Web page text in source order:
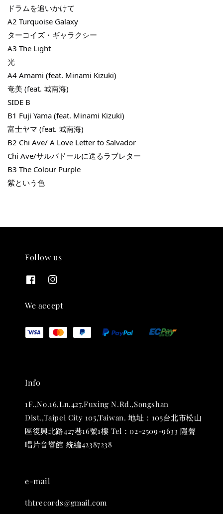
NT$ 480
- +
ドラムを追いかけて
A2 Turquoise Galaxy
ターコイズ・ギャラクシー
A3 The Light
光
A4 Amami (feat. Minami Kizuki)
奄美 (feat. 城南海)
SIDE B
B1 Fuji Yama (feat. Minami Kizuki)
富士ヤマ (feat. 城南海)
B2 Chi Ave/ A Love Letter to Salvador
Chi Ave/サルバドールに送るラブレター
B3 The Colour Purple
紫という色
Follow us
We accept
Info
1F.,No.16,Ln.427,Fuxing N.Rd.,Songshan
Dist.,Taipei City 105,Taiwan. 地址：105台北市松山
區復興北路427巷16號1樓 Tel：02-2509-9633 隱聲
唱片音響館 統編42387238
e-mail
thtrecords@gmail.com